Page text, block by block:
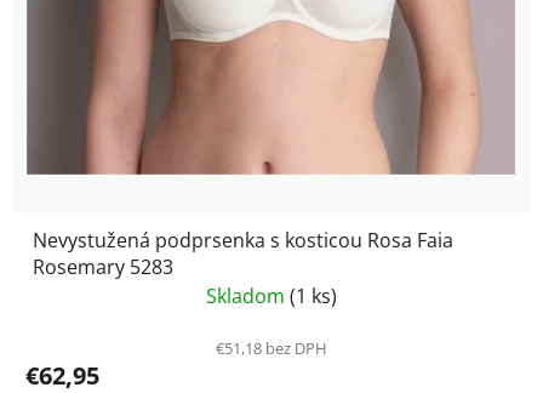
Nevystužená podprsenka s kosticou Rosa Faia
Rosemary 5283
Skladom (1 ks)
€51,18 bez DPH
€62,95